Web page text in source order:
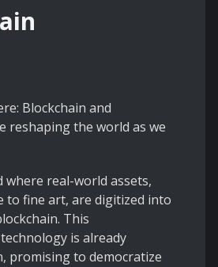
Blockchain and
reshaping the world as we
where real-world assets,
to fine art, are digitized into
This
is already
promising to democratize